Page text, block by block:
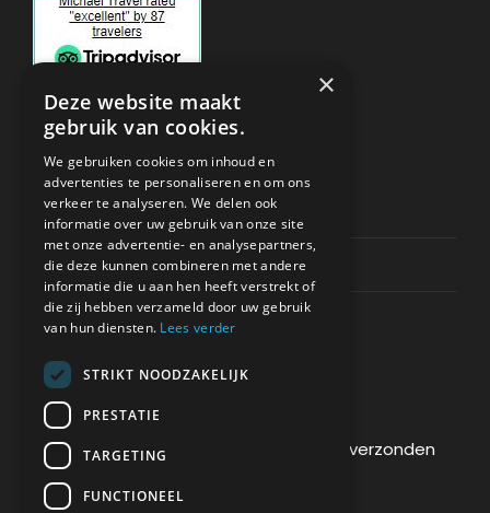
ONDERSTEUNING
Privacy & Policy
Contact Channels
BETAAL VEILIG BIJ ONS
De betaling wordt versleuteld en veilig verzonden
via een SSL-protocol.
×
Deze website maakt
gebruik van cookies.
We gebruiken cookies om inhoud en
advertenties te personaliseren en om ons
verkeer te analyseren. We delen ook
informatie over uw gebruik van onze site
met onze advertentie- en analysepartners,
die deze kunnen combineren met andere
informatie die u aan hen heeft verstrekt of
die zij hebben verzameld door uw gebruik
van hun diensten. Lees verder
STRIKT NOODZAKELIJK
PRESTATIE
TARGETING
FUNCTIONEEL